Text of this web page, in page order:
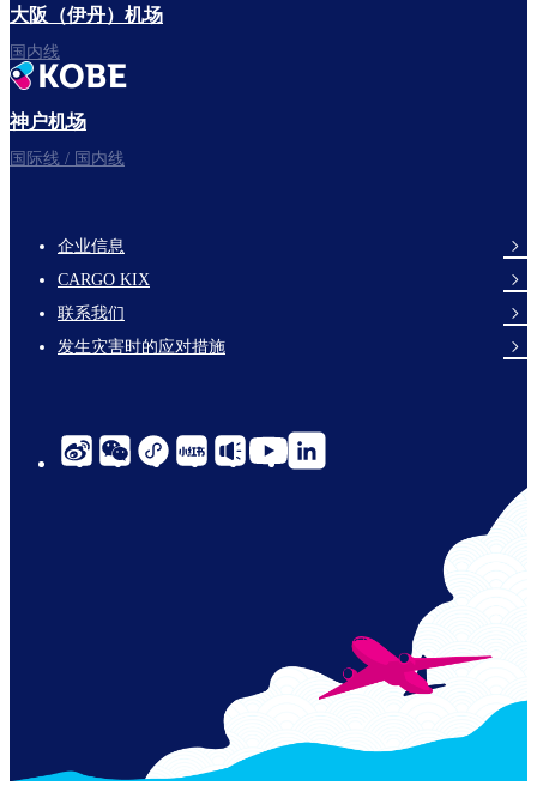
大阪（伊丹）机场
国内线
神户机场
国际线 / 国内线
footer-
links-
en-
企业信息
CARGO KIX
联系我们
发生灾害时的应对措施
social-